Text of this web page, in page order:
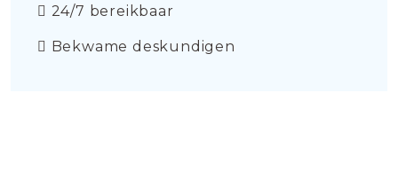
24/7 bereikbaar
Bekwame deskundigen